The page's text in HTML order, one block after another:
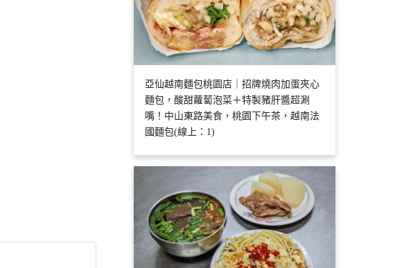
亞仙越南麵包桃園店｜招牌燒肉加蛋夾心
麵包，酸甜蘿蔔泡菜＋特製豬肝醬超涮
嘴！中山東路美食，桃園下午茶，越南法
國麵包(線上：1)